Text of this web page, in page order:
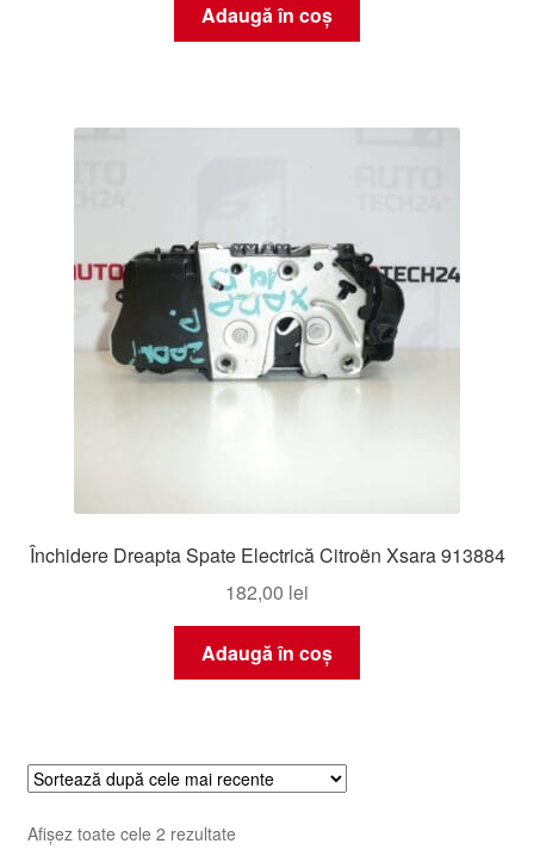
Adaugă în coș
Închidere Dreapta Spate Electrică Citroën Xsara 913884
182,00 lei
Adaugă în coș
Afișez toate cele 2 rezultateSortat